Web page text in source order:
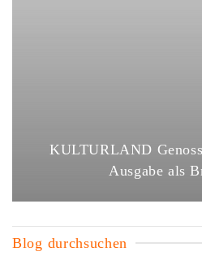
KULTURLAND
Ausgabe als
Blog durchsuchen